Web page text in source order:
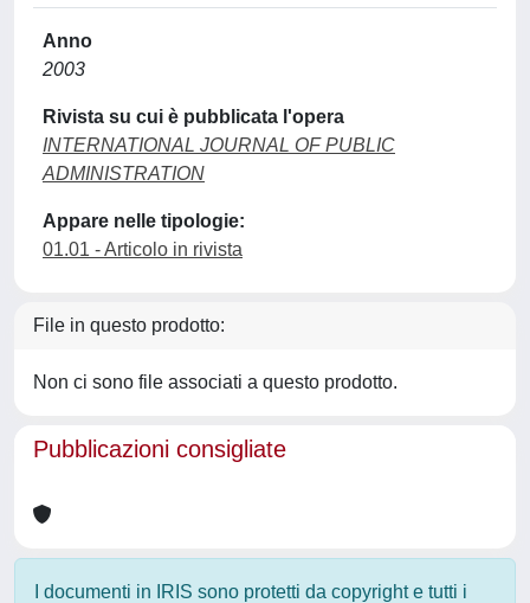
Anno
2003
Rivista su cui è pubblicata l'opera
INTERNATIONAL JOURNAL OF PUBLIC
ADMINISTRATION
Appare nelle tipologie:
01.01 - Articolo in rivista
File in questo prodotto:
Non ci sono file associati a questo prodotto.
Pubblicazioni consigliate
I documenti in IRIS sono protetti da copyright e tutti i